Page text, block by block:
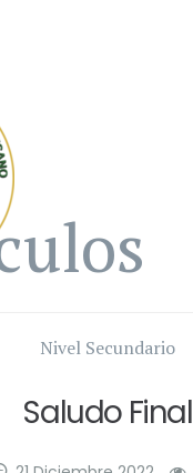
Nivel Secundario
Saludo Final